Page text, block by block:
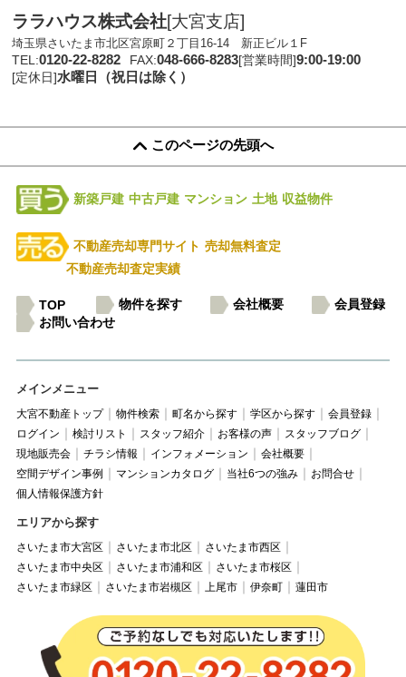
ララハウス株式会社[大宮支店]
埼玉県さいたま市北区宮原町２丁目16-14 新正ビル１F
TEL:0120-22-8282 FAX:048-666-8283[営業時間]9:00-19:00
[定休日]水曜日（祝日は除く）
このページの先頭へ
新築戸建 中古戸建 マンション 土地 収益物件
不動産売却専門サイト 売却無料査定
不動産売却査定実績
TOP 物件を探す 会社概要
会員登録
お問い合わせ
メインメニュー
大宮不動産トップ 物件検索 町名から探す 学区から探す
会員登録
ログイン
検討リスト スタッフ紹介 お客様の声
スタッフブログ
現地販売会
チラシ情報 インフォメーション
会社概要
空間デザイン事例
マンションカタログ 当社6つの強み
お問合せ
個人情報保護方針
エリアから探す
さいたま市大宮区 さいたま市北区
さいたま市西区
さいたま市中央区
さいたま市浦和区
さいたま市桜区
さいたま市緑区
さいたま市岩槻区 上尾市 伊奈町 蓮田市